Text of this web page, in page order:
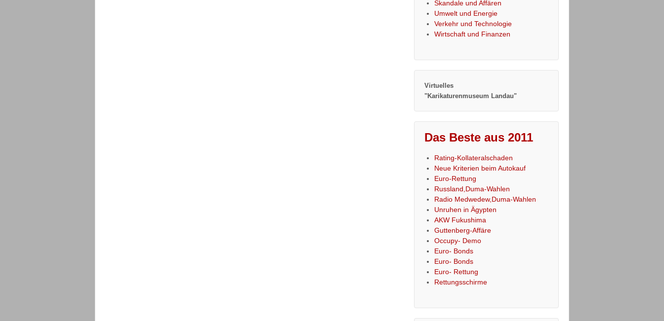
Skandale und Affären
Umwelt und Energie
Verkehr und Technologie
Wirtschaft und Finanzen
Virtuelles
"Karikaturenmuseum Landau"
Das Beste aus 2011
Rating-Kollateralschaden
Neue Kriterien beim Autokauf
Euro-Rettung
Russland,Duma-Wahlen
Radio Medwedew,Duma-Wahlen
Unruhen in Ägypten
AKW Fukushima
Guttenberg-Affäre
Occupy- Demo
Euro- Bonds
Euro- Bonds
Euro- Rettung
Rettungsschirme